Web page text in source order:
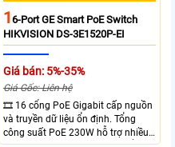
16-Port GE Smart PoE Switch
HIKVISION DS-3E1520P-EI
Giá bán: 5%-35%
Giá Gốc: Liên hệ
🎞 16 cổng PoE Gigabit cấp nguồn
và truyền dữ liệu ổn định. Tổng
công suất PoE 230W hỗ trợ nhiều